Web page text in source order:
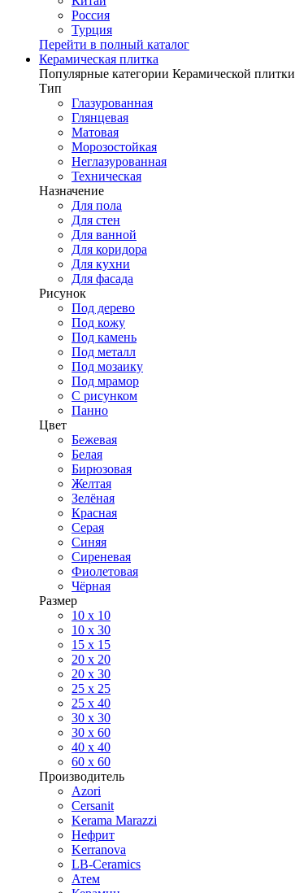
Россия
Турция
Перейти в полный каталог
Керамическая плитка
Популярные категории Керамической плитки
Тип
Глазурованная
Глянцевая
Матовая
Морозостойкая
Неглазурованная
Техническая
Назначение
Для пола
Для стен
Для ванной
Для коридора
Для кухни
Для фасада
Рисунок
Под дерево
Под кожу
Под камень
Под металл
Под мозаику
Под мрамор
С рисунком
Панно
Цвет
Бежевая
Белая
Бирюзовая
Желтая
Зелёная
Красная
Серая
Синяя
Сиреневая
Фиолетовая
Чёрная
Размер
10 х 10
10 x 30
15 x 15
20 х 20
20 x 30
25 x 25
25 x 40
30 x 30
30 х 60
40 х 40
60 х 60
Производитель
Azori
Cersanit
Kerama Marazzi
Нефрит
Kerranova
LB-Ceramics
Атем